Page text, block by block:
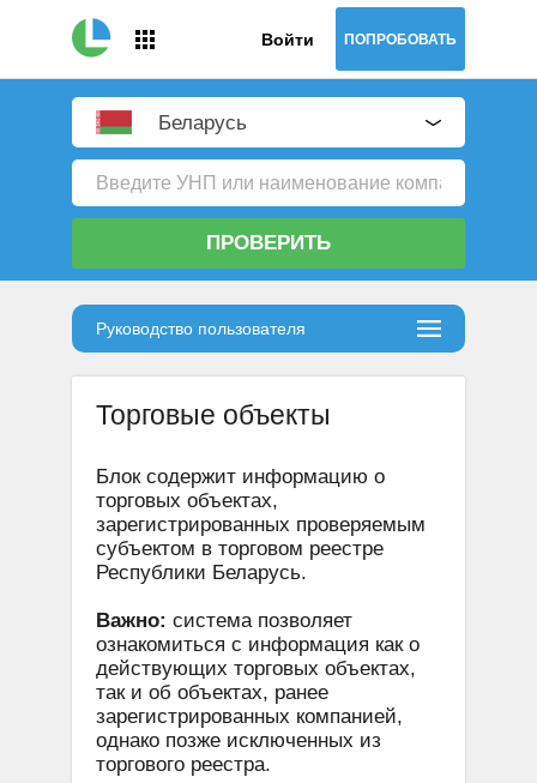
Войти ПОПРОБОВАТЬ
Беларусь
ПРОВЕРИТЬ
Руководство пользователя
Торговые объекты
Блок содержит информацию о
торговых объектах,
зарегистрированных проверяемым
субъектом в торговом реестре
Республики Беларусь.
Важно: система позволяет
ознакомиться с информация как о
действующих торговых объектах,
так и об объектах, ранее
зарегистрированных компанией,
однако позже исключенных из
торгового реестра.